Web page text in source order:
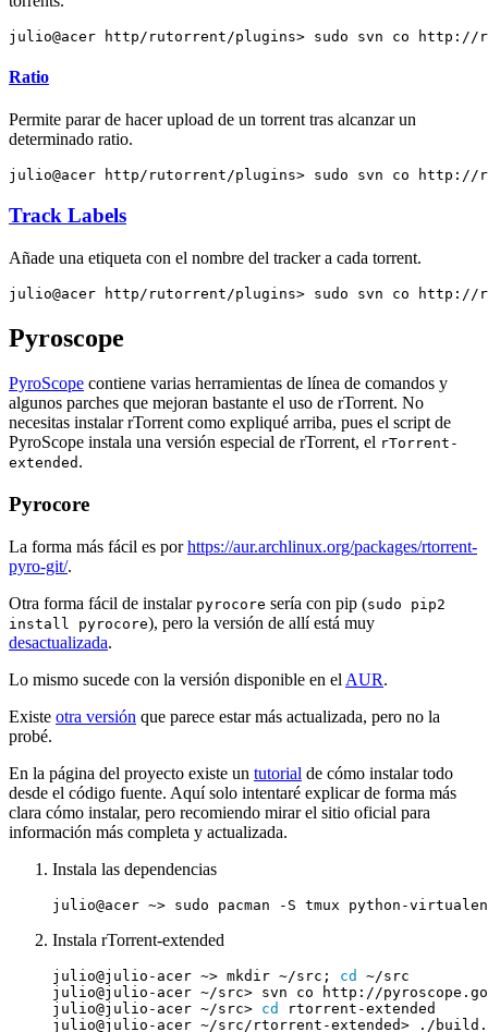
Ratio
Permite parar de hacer upload de un torrent tras alcanzar un
determinado ratio.
Track Labels
Añade una etiqueta con el nombre del tracker a cada torrent.
Pyroscope
PyroScope contiene varias herramientas de línea de comandos y
algunos parches que mejoran bastante el uso de rTorrent. No
necesitas instalar rTorrent como expliqué arriba, pues el script de
PyroScope instala una versión especial de rTorrent, el rTorrent-
extended .
Pyrocore
La forma más fácil es porhttps://aur.archlinux.org/packages/rtorrent-
pyro-git/.
Otra forma fácil de instalar pyrocore sería con pip (sudo pip2
install pyrocore), pero la versión de allí está muy
desactualizada.
Lo mismo sucede con la versión disponible en el AUR.
Existe otra versión que parece estar más actualizada, pero no la
probé.
En la página del proyecto existe un tutorial de cómo instalar todo
desde el código fuente. Aquí solo intentaré explicar de forma más
clara cómo instalar, pero recomiendo mirar el sitio oficial para
información más completa y actualizada.
Instala las dependencias
Instala rTorrent-extended
julio@julio-acer ~> mkdir ~/src ; cd
julio@julio-acer ~/src> cd